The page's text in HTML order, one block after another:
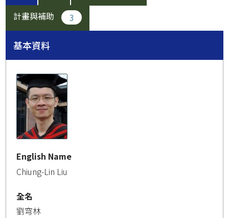
計畫與補助
3
基本資料
English Name
Chiung-Lin Liu
全名
劉穹林